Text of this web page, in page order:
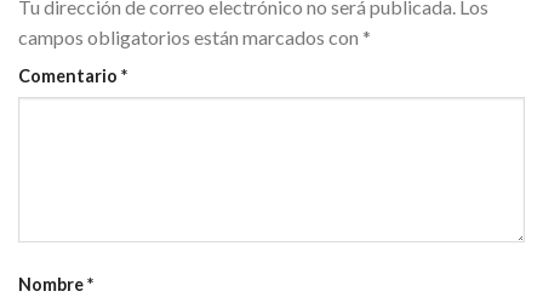
Tu dirección de correo electrónico no será publicada. Los
campos obligatorios están marcados con *
Comentario *
Nombre*